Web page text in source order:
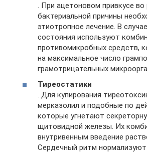
. При ацетоновом привкусе во
бактериальной причины
этиотропное лечение. В
состояния используют
противомикробных средств,
на максимальное число
грамотрицательных
Тиреостатики
. Для купирования
мерказолил и подобные по
которые угнетают
щитовидной железы. Их
внутривенным введение
Сердечный ритм